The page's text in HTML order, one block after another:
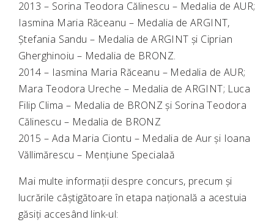
2013 – Sorina Teodora Călinescu – Medalia de AUR;
Iasmina Maria Răceanu – Medalia de ARGINT,
Ștefania Sandu – Medalia de ARGINT și Ciprian
Gherghinoiu – Medalia de BRONZ.
2014 – Iasmina Maria Răceanu – Medalia de AUR;
Mara Teodora Ureche – Medalia de ARGINT; Luca
Filip Clima – Medalia de BRONZ și Sorina Teodora
Călinescu – Medalia de BRONZ
2015 – Ada Maria Ciontu – Medalia de Aur și Ioana
Văllimărescu – Mențiune Specialaă
Mai multe informații despre concurs, precum și
lucrările câștigătoare în etapa națională a acestuia
găsiți accesând link-ul: